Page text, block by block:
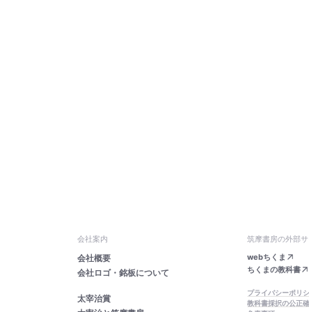
会社案内
会社概要
会社ロゴ・銘板について
太宰治賞
筑摩書房の外部サ
webちくま
ちくまの教科書
プライバシーポリ
教科書採択の公正